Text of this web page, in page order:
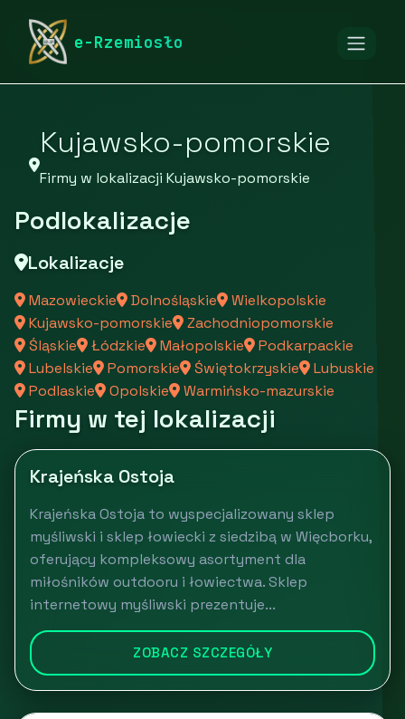
e-Rzemiosło
rymarstwo-poznan.pl
Firmy z województwa Kujawsko-pomorskiego
Kujawsko-pomorskie
Firmy w lokalizacji Kujawsko-pomorskie
Podlokalizacje
Lokalizacje
Mazowieckie Dolnośląskie
Wielkopolskie
Kujawsko-pomorskie
Zachodniopomorskie
Śląskie
Łódzkie Małopolskie
Podkarpackie
Lubelskie
Pomorskie Świętokrzyskie
Lubuskie
Podlaskie
Opolskie Warmińsko-mazurskie
Firmy w tej lokalizacji
Krajeńska Ostoja
Krajeńska Ostoja to wyspecjalizowany sklep
myśliwski i sklep łowiecki z siedzibą w Więcborku,
oferujący kompleksowy asortyment dla
miłośników outdooru i łowiectwa. Sklep
internetowy myśliwski prezentuje...
ZOBACZ SZCZEGÓŁY